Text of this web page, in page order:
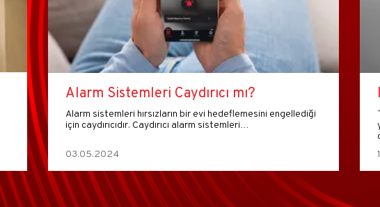
Alarm Sistemleri Caydırıcı mı?
Alarm sistemleri hırsızların bir evi hedeflemesini engellediği
için caydırıcıdır. Caydırıcı alarm sistemleri…
03.05.2024